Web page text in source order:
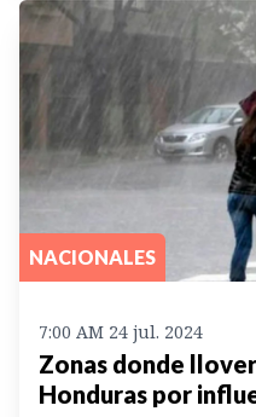
NACIONALES
7:00 AM 24 jul. 2024
Zonas donde
Honduras por